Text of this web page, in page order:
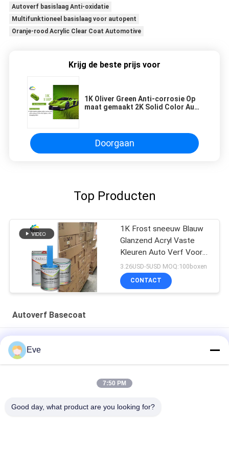
Autoverf basislaag Anti-oxidatie
Multifunktioneel basislaag voor autopent
Oranje-rood Acrylic Clear Coat Automotive
Krijg de beste prijs voor
1K Oliver Green Anti-corrosie Op
maat gemaakt 2K Solid Color Auto
Doorgaan
Top Producten
1K Frost sneeuw Blauw
Glanzend Acryl Vaste
Kleuren Auto Verf Voor
Gebruikte Auto
Karosserie Reparatie
3.26USD-5USD MOQ:100boxen
CONTACT
Autoverf Basecoat
Multifunktioneel autopent basiscoat vochtdicht UV-bestand
Praktische autoverzorging Clear Base Coat Mouldproof Acrylic
weersbestendig
Eve
7:50 PM
Good day, what product are you looking for?